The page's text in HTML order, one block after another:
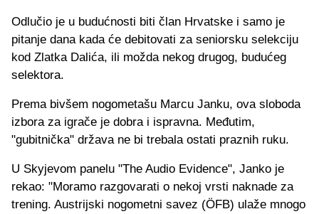
Odlučio je u budućnosti biti član Hrvatske i samo je
pitanje dana kada će debitovati za seniorsku selekciju
kod Zlatka Dalića, ili možda nekog drugog, budućeg
selektora.
Prema bivšem nogometašu Marcu Janku, ova sloboda
izbora za igrače je dobra i ispravna. Međutim,
"gubitnička" država ne bi trebala ostati praznih ruku.
U Skyjevom panelu "The Audio Evidence", Janko je
rekao: "Moramo razgovarati o nekoj vrsti naknade za
trening. Austrijski nogometni savez (ÖFB) ulaže mnogo